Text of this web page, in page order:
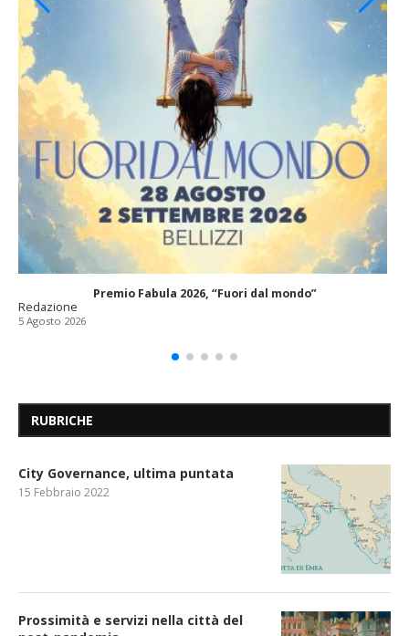
Premio Fabula 2026, “Fuori dal mondo”
Redazione
5 Agosto 2026
RUBRICHE
City Governance, ultima puntata
15 Febbraio 2022
Prossimità e servizi nella città del